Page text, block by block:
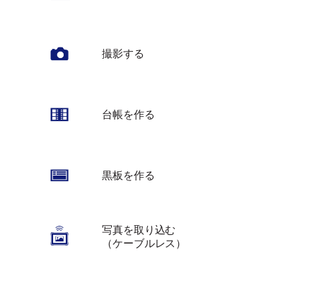
撮影する
台帳を作る
黒板を作る
写真を取り込む
（ケーブルレス）